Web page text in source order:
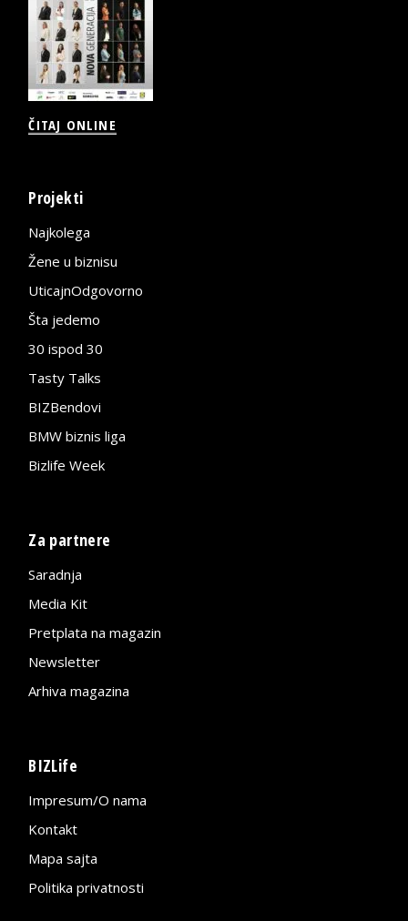
ČITAJ ONLINE
Projekti
Najkolega
Žene u biznisu
UticajnOdgovorno
Šta jedemo
30 ispod 30
Tasty Talks
BIZBendovi
BMW biznis liga
Bizlife Week
Za partnere
Saradnja
Media Kit
Pretplata na magazin
Newsletter
Arhiva magazina
BIZLife
Impresum/O nama
Kontakt
Mapa sajta
Politika privatnosti